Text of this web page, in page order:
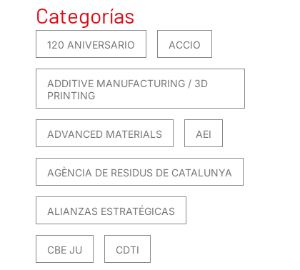
Categorías
120 ANIVERSARIO ACCIO
ADDITIVE MANUFACTURING / 3D
PRINTING
ADVANCED MATERIALS AEI
AGÈNCIA DE RESIDUS DE CATALUNYA
ALIANZAS ESTRATÉGICAS
CBE JU CDTI